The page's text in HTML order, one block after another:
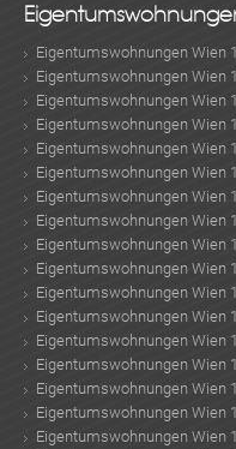
Eigentumswohnungen Wien
Eigentumswohnungen Wien
Eigentumswohnungen Wien
Eigentumswohnungen Wien
Eigentumswohnungen Wien
Eigentumswohnungen Wien
Eigentumswohnungen Wien
Eigentumswohnungen Wien
Eigentumswohnungen Wien
Eigentumswohnungen Wien
Eigentumswohnungen Wien
Eigentumswohnungen Wien
Eigentumswohnungen Wien
Eigentumswohnungen Wien
Eigentumswohnungen Wien
Eigentumswohnungen Wien
Eigentumswohnungen Wien